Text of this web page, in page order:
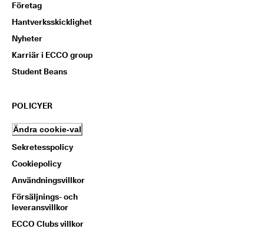
Företag
Hantverksskicklighet
Nyheter
Karriär i ECCO group
Student Beans
POLICYER
Ändra cookie-val
Sekretesspolicy
Cookiepolicy
Användningsvillkor
Försäljnings- och
leveransvillkor
ECCO Clubs villkor